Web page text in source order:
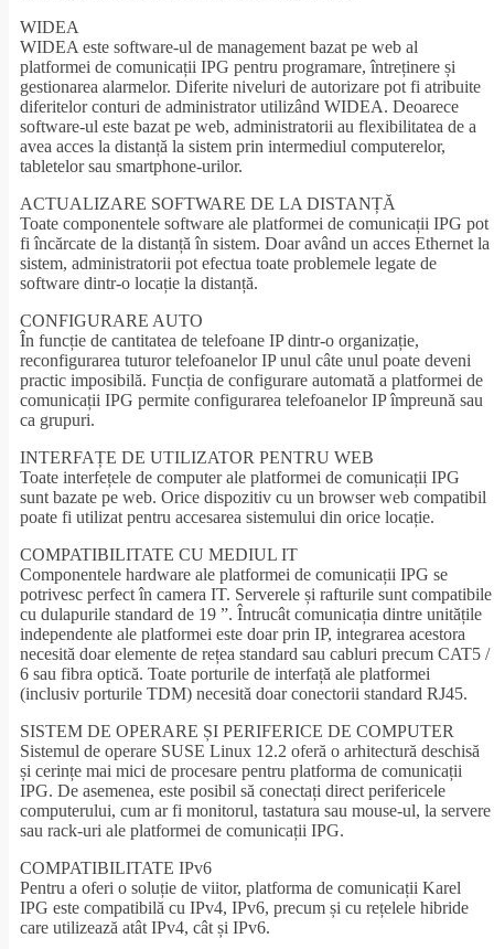
WIDEA
WIDEA este software-ul de management bazat pe web al
platformei de comunicații IPG pentru programare, întreținere și
gestionarea alarmelor. Diferite niveluri de autorizare pot fi atribuite
diferitelor conturi de administrator utilizând WIDEA. Deoarece
software-ul este bazat pe web, administratorii au flexibilitatea de a
avea acces la distanță la sistem prin intermediul computerelor,
tabletelor sau smartphone-urilor.
ACTUALIZARE SOFTWARE DE LA DISTANȚĂ
Toate componentele software ale platformei de comunicații IPG pot
fi încărcate de la distanță în sistem. Doar având un acces Ethernet la
sistem, administratorii pot efectua toate problemele legate de
software dintr-o locație la distanță.
CONFIGURARE AUTO
În funcție de cantitatea de telefoane IP dintr-o organizație,
reconfigurarea tuturor telefoanelor IP unul câte unul poate deveni
practic imposibilă. Funcția de configurare automată a platformei de
comunicații IPG permite configurarea telefoanelor IP împreună sau
ca grupuri.
INTERFAȚE DE UTILIZATOR PENTRU WEB
Toate interfețele de computer ale platformei de comunicații IPG
sunt bazate pe web. Orice dispozitiv cu un browser web compatibil
poate fi utilizat pentru accesarea sistemului din orice locație.
COMPATIBILITATE CU MEDIUL IT
Componentele hardware ale platformei de comunicații IPG se
potrivesc perfect în camera IT. Serverele și rafturile sunt compatibile
cu dulapurile standard de 19 ”. Întrucât comunicația dintre unitățile
independente ale platformei este doar prin IP, integrarea acestora
necesită doar elemente de rețea standard sau cabluri precum CAT5 /
6 sau fibra optică. Toate porturile de interfață ale platformei
(inclusiv porturile TDM) necesită doar conectorii standard RJ45.
SISTEM DE OPERARE ȘI PERIFERICE DE COMPUTER
Sistemul de operare SUSE Linux 12.2 oferă o arhitectură deschisă
și cerințe mai mici de procesare pentru platforma de comunicații
IPG. De asemenea, este posibil să conectați direct perifericele
computerului, cum ar fi monitorul, tastatura sau mouse-ul, la servere
sau rack-uri ale platformei de comunicații IPG.
COMPATIBILITATE IPv6
Pentru a oferi o soluție de viitor, platforma de comunicații Karel
IPG este compatibilă cu IPv4, IPv6, precum și cu rețelele hibride
care utilizează atât IPv4, cât și IPv6.